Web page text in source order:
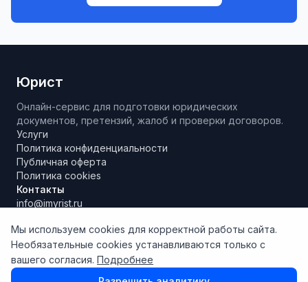
Юрист
Онлайн-сервис для подготовки юридических
документов, претензий, жалоб и проверки договоров.
Услуги
Политика конфиденциальности
Публичная оферта
Политика cookies
Контакты
info@imyrist.ru
Материалы и результаты работы сервиса носят исключительно
информационно-справочный характер, не являются
юридической консультацией и не могут рассматриваться как
Мы используем cookies для корректной работы сайта.
Необязательные cookies устанавливаются только с
вашего согласия. Подробнее